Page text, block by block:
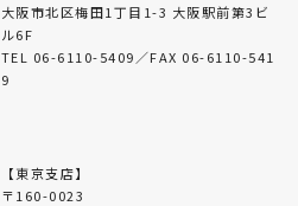
大阪市北区梅田1丁目1-3 大阪駅前第3ビ
ル6F
TEL 06-6110-5409／FAX 06-6110-541
9
【東京支店】
〒160-0023